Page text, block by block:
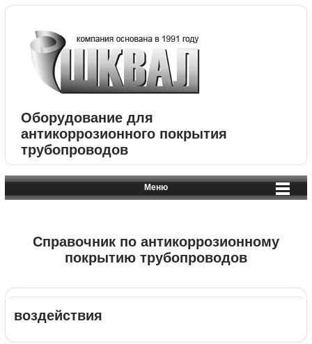
Оборудование для
антикоррозионного покрытия
трубопроводов
Меню
Справочник по антикоррозионному
покрытию трубопроводов
воздействия